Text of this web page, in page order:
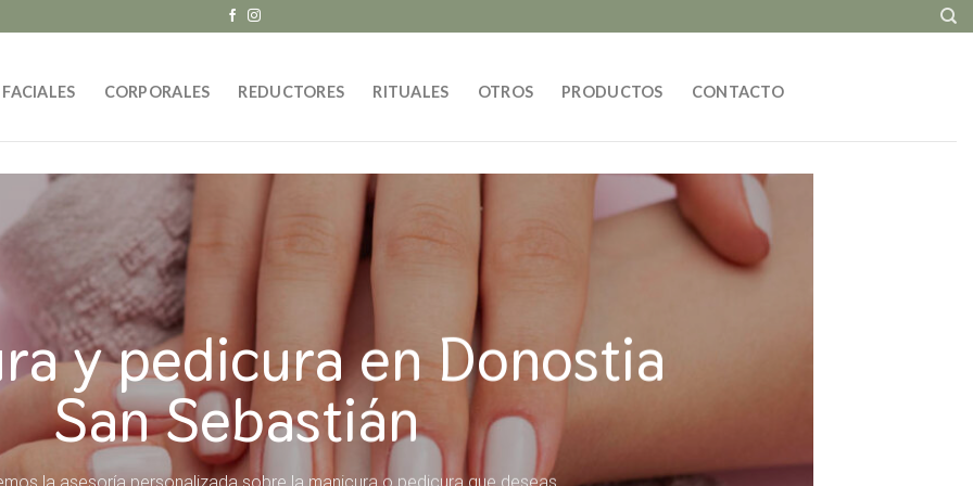
FACIALES CORPORALES REDUCTORES RITUALES OTROS PRODUCTOS CONTACTO
y pedicura en Donostia
San Sebastián